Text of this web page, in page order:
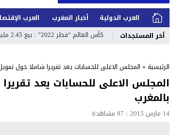
العرب الدولية أخبار المغرب العرب
أخر المستجدات
كأس العالم “قطر 2022” : بيع 2.45 مليون تذكرة و إقبال عربي
الرئيسية »المجلس الاعلى للحسابات يعد تقريرا شاملا حول
المجلس الاعلى للحسابات يعد
بالمغرب
14 مارس 2015 97 مشاهدة